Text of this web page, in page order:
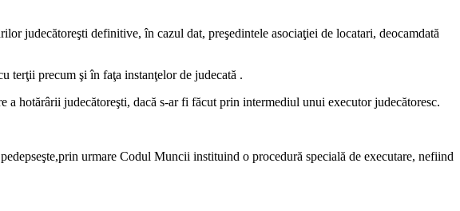
judecătoreşti definitive, în cazul dat, preşedintele asociaţiei de locatari, deocamdată
terţii precum şi în faţa instanţelor de judecată .
hotărârii judecătoreşti, dacă s-ar fi făcut prin intermediul unui executor judecătoresc.
urmare Codul Muncii instituind o procedură specială de executare, nefiind